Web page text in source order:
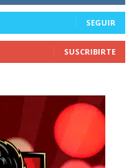
SEGUIR
SUSCRIBIRTE